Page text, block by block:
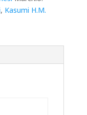
, Kasumi H.M.